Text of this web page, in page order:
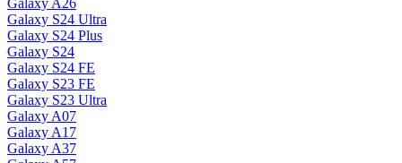
Galaxy A26
Galaxy S24 Ultra
Galaxy S24 Plus
Galaxy S24
Galaxy S24 FE
Galaxy S23 FE
Galaxy S23 Ultra
Galaxy A07
Galaxy A17
Galaxy A37